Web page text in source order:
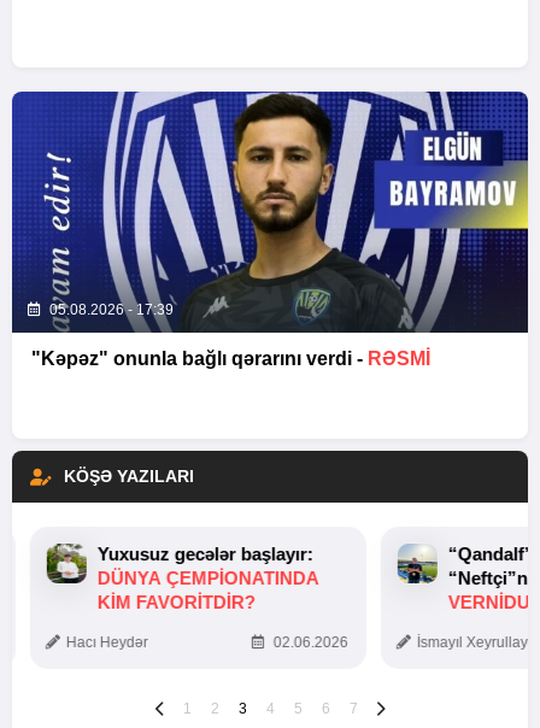
05.08.2026 - 17:39
"Kəpəz" onunla bağlı qərarını verdi - RƏSMİ
KÖŞƏ YAZILARI
Yuxusuz gecələr başlayır:
DÜNYA ÇEMPIONATINDA
KIM FAVORITDIR?
Hacı Heydər 02.06.2026 İsmayıl
1 2 3 4 5 6 7